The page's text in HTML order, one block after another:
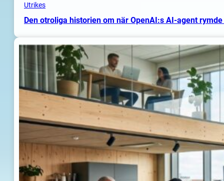
Utrikes
Den otroliga historien om när OpenAI:s AI-agent